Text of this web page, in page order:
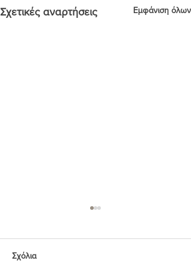
Σχετικές αναρτήσεις Εμφάνιση όλων
Σχόλια